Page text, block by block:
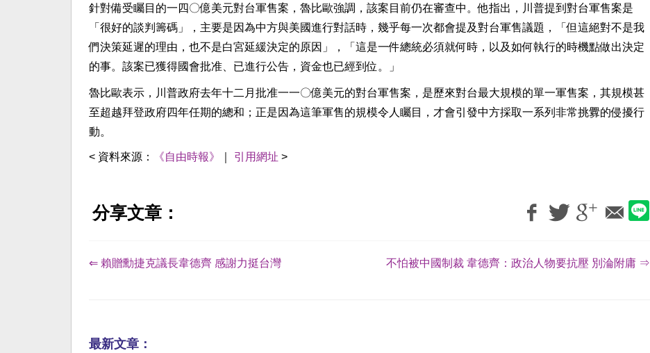
針對備受矚目的一四〇億美元對台軍售案，魯比歐強調，該案目前仍在審查中。他指出，川普提到對台軍售案是
「很好的談判籌碼」，主要是因為中方與美國進行對話時，幾乎每一次都會提及對台軍售議題，「但這絕對不是我
們決策延遲的理由，也不是白宮延緩決定的原因」，「這是一件總統必須就何時，以及如何執行的時機點做出決定
的事。該案已獲得國會批准、已進行公告，資金也已經到位。」
魯比歐表示，川普政府去年十二月批准一一〇億美元的對台軍售案，是歷來對台最大規模的單一軍售案，其規模甚
至超越拜登政府四年任期的總和；正是因為這筆軍售的規模令人矚目，才會引發中方採取一系列非常挑釁的侵擾行
動。
< 資料來源： 《自由時報》 引用網址 >
分享文章：
⇐ 賴贈勳捷克議長韋德齊 感謝力挺台灣 不怕被中國制裁 韋德齊：政治人物要抗壓 別淪附庸 ⇒
最新文章：